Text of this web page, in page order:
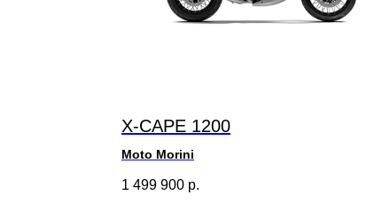
X-CAPE 1200
Moto Morini
1 499 900 р.